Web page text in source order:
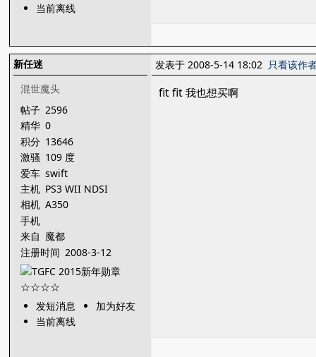
当前离线
新任迷
混世魔头
帖子 2596
精华 0
积分 13646
激骚 109 度
爱车 swift
主机 PS3 WII NDSI
PSPGO DC
相机 A350
手机
来自 魔都
注册时间 2008-3-12
发短消息
加为好友
当前离线
发表于 2008-5-14 18:02 只看该作
fit fit 我也想买啊